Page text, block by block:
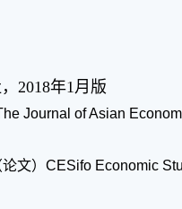
2018年1月版
Journal of Asian
文）CESifo Economic